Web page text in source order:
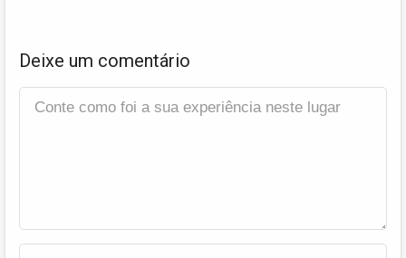
Deixe um comentário